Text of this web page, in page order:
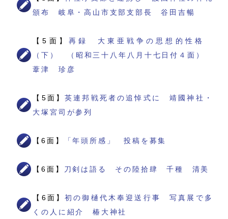
頒布 岐阜・高山市支部支部長 谷田吉暢
【5面】 再録 大東亜戦争の思想的性格
（下） （昭和三十八年八月十七日付４面）
葦津 珍彦
【5面】英連邦戦死者の追悼式に 靖國神社・
大塚宮司が参列
【6面】 「年頭所感」 投稿を募集
【6面】 刀剣は語る その陸拾肆 千種 清美
【6面】初の御樋代木奉迎送行事 写真展で多
くの人に紹介 椿大神社